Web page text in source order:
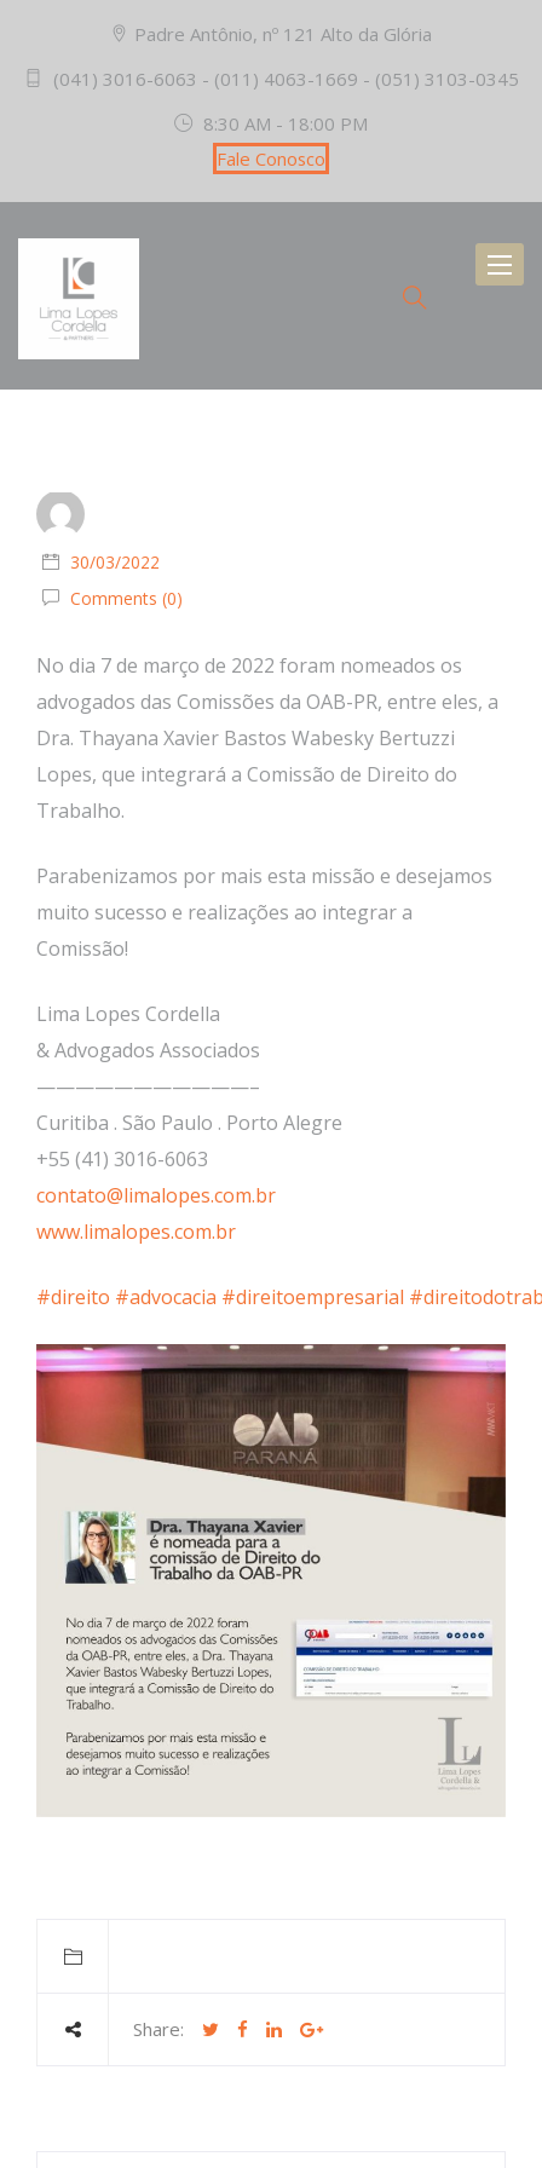
Padre Antônio, nº 121 Alto da Glória
(041) 3016-6063 - (011) 4063-1669 - (051) 3103-0345
8:30 AM - 18:00 PM
Fale Conosco
30/03/2022
Comments (0)
No dia 7 de março de 2022 foram nomeados os
advogados das Comissões da OAB-PR, entre eles, a
Dra. Thayana Xavier Bastos Wabesky Bertuzzi
Lopes, que integrará a Comissão de Direito do
Trabalho.
Parabenizamos por mais esta missão e desejamos
muito sucesso e realizações ao integrar a
Comissão!
Lima Lopes Cordella
& Advogados Associados
———————————–
Curitiba . São Paulo . Porto Alegre
+55 (41) 3016-6063
contato@limalopes.com.br
www.limalopes.com.br
#direito #advocacia #direitoempresarial
Share: